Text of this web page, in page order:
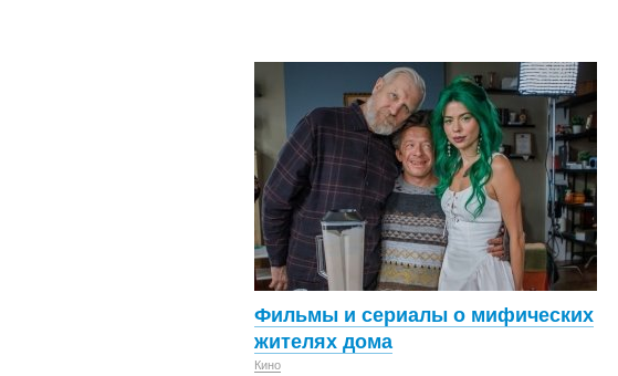
Фильмы и сериалы о мифических
жителях дома
Кино